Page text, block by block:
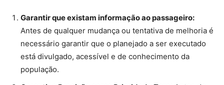
Garantir que existam informação ao passageiro:
Antes de qualquer mudança ou tentativa de melhoria é
necessário garantir que o planejado a ser executado
está divulgado, acessível e de conhecimento da
população.